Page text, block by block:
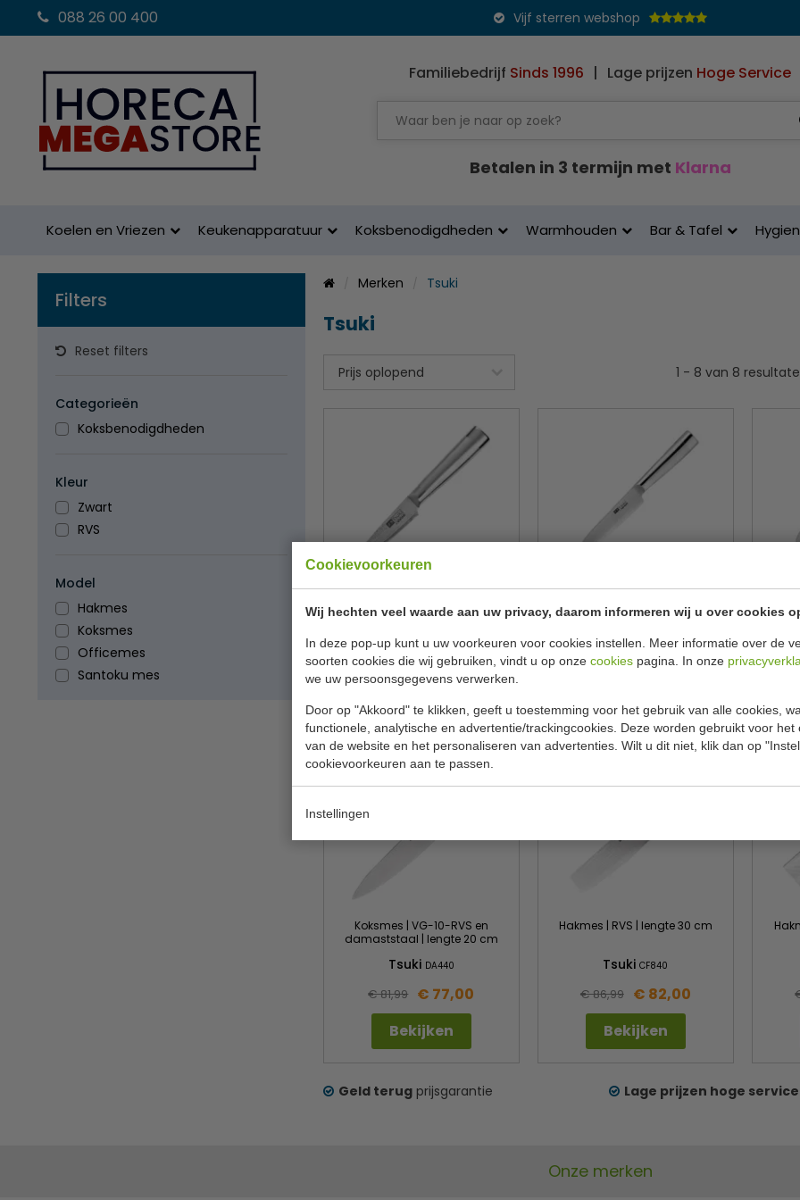
Cookievoorkeuren
Wij hechten veel waarde aan uw privacy, daarom informeren wij u over cookies
In deze pop-up kunt u uw voorkeuren voor cookies instellen. Meer informatie over de
soorten cookies die wij gebruiken, vindt u op onze cookies pagina. In onze
we uw persoonsgegevens verwerken.
Door op "Akkoord" te klikken, geeft u toestemming voor het gebruik van alle cookies,
functionele, analytische en advertentie/trackingcookies. Deze worden gebruikt voor het
van de website en het personaliseren van advertenties. Wilt u dit niet, klik dan op
cookievoorkeuren aan te passen.
Instellingen
088 26 00 400 Vijf sterren webshop
Familiebedrijf Sinds 1996 | Lage prijzen Hoge Service
Betalen in 3 termijn met Klarna
Koelen en Vriezen Keukenapparatuur Koksbenodigdheden Warmhouden Bar & Tafel
Filters
Reset filters
Categorieën
Koksbenodigdheden
Kleur
Zwart
RVS
Model
Hakmes
Koksmes
Officemes
Santoku mes
Merken Tsuki
Tsuki
1 - 8 van 8
Officemes | VG-10-RVS en
€ 32,49 € 31,00
Officemes | VG-10-RVS en
€ 37,49
€ 35,00
Koksmes | VG-10-RVS en
damaststaal | lengte 20 cm
Tsuki DA440
€ 81,99 € 77,00
Bekijken
Hakmes | RVS | lengte 30 cm
TsukiCF840
€ 86,99 € 82,00
Bekijken
Geld terugprijsgarantie Lage prijzen hoge service
Onze merken